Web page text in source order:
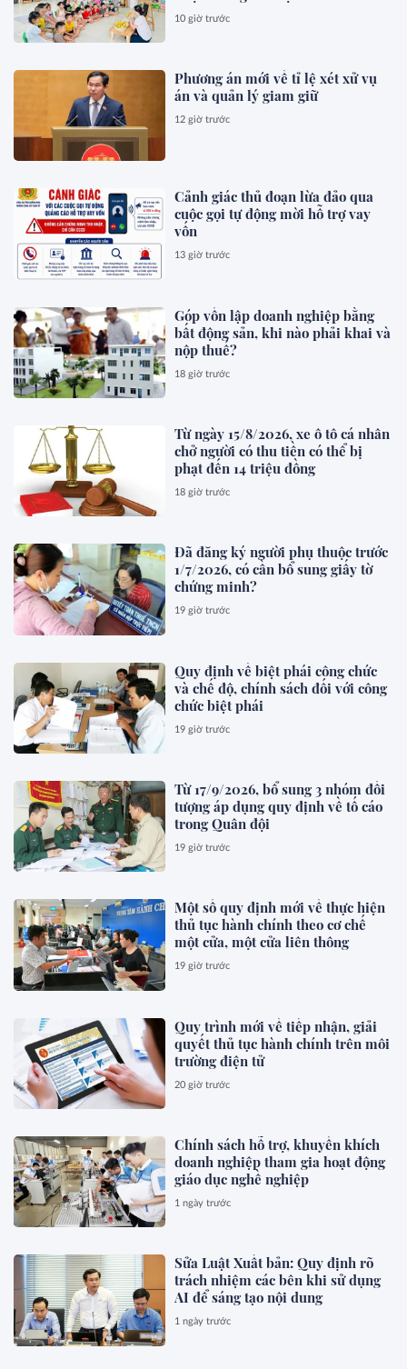
10 giờ trước
Phương án mới về tỉ lệ xét xử vụ
án và quản lý giam giữ
12 giờ trước
Cảnh giác thủ đoạn lừa đảo qua
cuộc gọi tự động mời hỗ trợ vay
vốn
13 giờ trước
Góp vốn lập doanh nghiệp bằng
bất động sản, khi nào phải khai và
nộp thuế?
18 giờ trước
Từ ngày 15/8/2026, xe ô tô cá nhân
chở người có thu tiền có thể bị
phạt đến 14 triệu đồng
18 giờ trước
Đã đăng ký người phụ thuộc trước
1/7/2026, có cần bổ sung giấy tờ
chứng minh?
19 giờ trước
Quy định về biệt phái công chức
và chế độ, chính sách đối với công
chức biệt phái
19 giờ trước
Từ 17/9/2026, bổ sung 3 nhóm đối
tượng áp dụng quy định về tố cáo
trong Quân đội
19 giờ trước
Một số quy định mới về thực hiện
thủ tục hành chính theo cơ chế
một cửa, một cửa liên thông
19 giờ trước
Quy trình mới về tiếp nhận, giải
quyết thủ tục hành chính trên môi
trường điện tử
20 giờ trước
Chính sách hỗ trợ, khuyến khích
doanh nghiệp tham gia hoạt động
giáo dục nghề nghiệp
1 ngày trước
Sửa Luật Xuất bản: Quy định rõ
trách nhiệm các bên khi sử dụng
AI để sáng tạo nội dung
1 ngày trước